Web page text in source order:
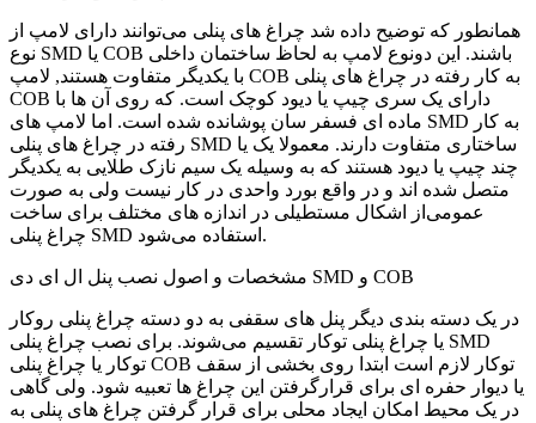
همانطور که توضیح داده شد چراغ های پنلی می‌توانند دارای لامپ از
نوع SMD یا COB باشند. این دونوع لامپ به لحاظ ساختمان داخلی
با یکدیگر متفاوت هستند, لامپ COB به کار رفته در چراغ های پنلی
COB دارای یک سری چیپ یا دیود کوچک است. که روی آن ها با
ماده ای فسفر سان پوشانده شده است. اما لامپ های SMD به کار
رفته در چراغ های پنلی SMD ساختاری متفاوت دارند. معمولا یک یا
چند چیپ یا دیود هستند که به وسیله یک سیم نازک طلایی به یکدیگر
متصل شده اند و در واقع بورد واحدی در کار نیست ولی به صورت
عمومی‌از اشکال مستطیلی در اندازه های مختلف برای ساخت
چراغ پنلی SMD استفاده می‌شود.
مشخصات و اصول نصب پنل ال ای دی SMD و COB
در یک دسته بندی دیگر پنل های سقفی به دو دسته چراغ پنلی روکار
یا چراغ پنلی توکار تقسیم می‌شوند. برای نصب چراغ پنلی SMD
توکار یا چراغ پنلی COB توکار لازم است ابتدا روی بخشی از سقف
یا دیوار حفره ای برای قرارگرفتن این چراغ ها تعبیه شود. ولی گاهی
در یک محیط امکان ایجاد محلی برای قرار گرفتن چراغ های پنلی به